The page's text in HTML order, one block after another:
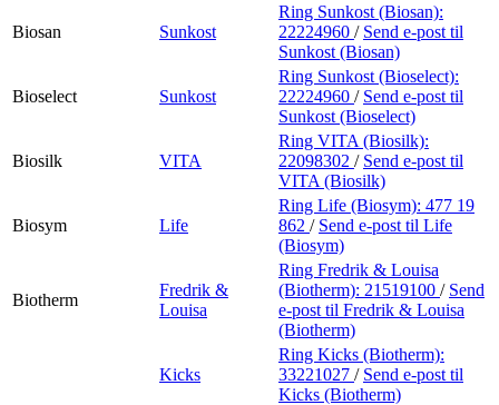
Biosan Sunkost
Ring Sunkost (Biosan):
22224960 / Send e-post til
Sunkost (Biosan)
Bioselect Sunkost
Ring Sunkost (Bioselect):
22224960 / Send e-post til
Sunkost (Bioselect)
Biosilk VITA
Ring VITA (Biosilk):
22098302 / Send e-post til
VITA (Biosilk)
Biosym Life
Ring Life (Biosym): 477 19
862 / Send e-post til Life
(Biosym)
Biotherm
Fredrik &
Louisa
Ring Fredrik & Louisa
(Biotherm): 21519100 / Send
e-post til Fredrik & Louisa
(Biotherm)
Kicks
Ring Kicks (Biotherm):
33221027 / Send e-post til
Kicks (Biotherm)